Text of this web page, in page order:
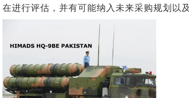
在进行评估，并有可能纳入未来采购规划以